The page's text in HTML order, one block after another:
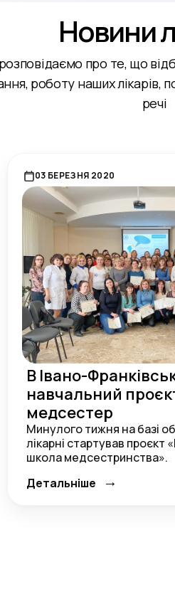
Новини
про те, що
роботу наших лікарів,
речі
03 БЕРЕЗНЯ 2020
В Івано-
навчальний
медсестер
Минулого тижня на базі
лікарні стартував проєкт
школа медсестринства».
Детальніше
→